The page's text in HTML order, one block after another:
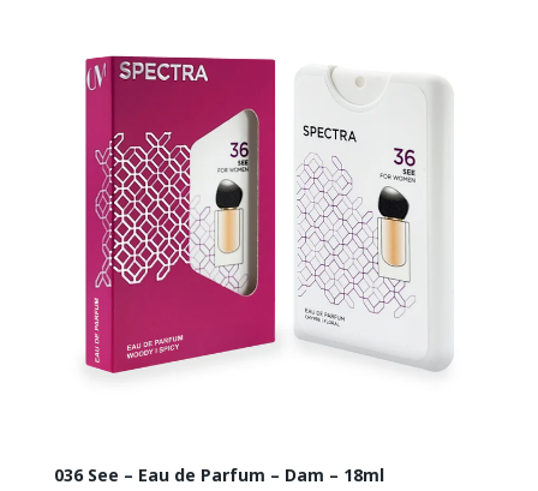
036 See – Eau de Parfum – Dam – 18ml